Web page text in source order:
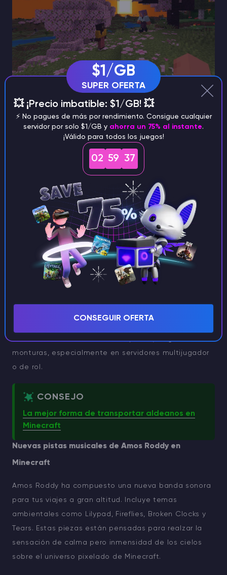
Nuevos cambios en la artesanía y la correa en
1.21.6
Esta actualización soluciona por fin algunas de las
molestias más persistentes de Minecraft:
Ahora se pueden fabricarmonturas
1 lingote de hierro).
Las correassólo requieren una cuerda, se acabó
la cría de babosos.
Ahora los jugadores puedenatar casi cualquier
mob a casi cualquier cosa, incluidos barcos y
monturas.
sin romper grupos enteros.
monturas, especialmente en servidores multijugador
o de rol.
CONSEJO
La mejor forma de transportar aldeanos en
Minecraft
Nuevas pistas musicales de Amos Roddy en
Minecraft
Amos Roddy ha compuesto una nueva banda sonora
para tus viajes a gran altitud. Incluye temas
ambientales como Lilypad, Fireflies, Broken Clocks y
Tears. Estas piezas están pensadas para realzar la
sensación de calma pero inmensidad de los cielos
sobre el universo pixelado de Minecraft.
$1/GB
SUPER OFERTA
💥 ¡Precio imbatible: $1/GB! 💥
⚡️ No pagues de más por rendimiento. Consigue cualquier
servidor por solo $1/GB y ahorra un 75% al instante.
¡Válido para todos los juegos!
02 59 36
CONSEGUIR OFERTA